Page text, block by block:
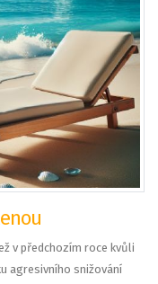
v předchozím roce kvůli
agresivního snižování